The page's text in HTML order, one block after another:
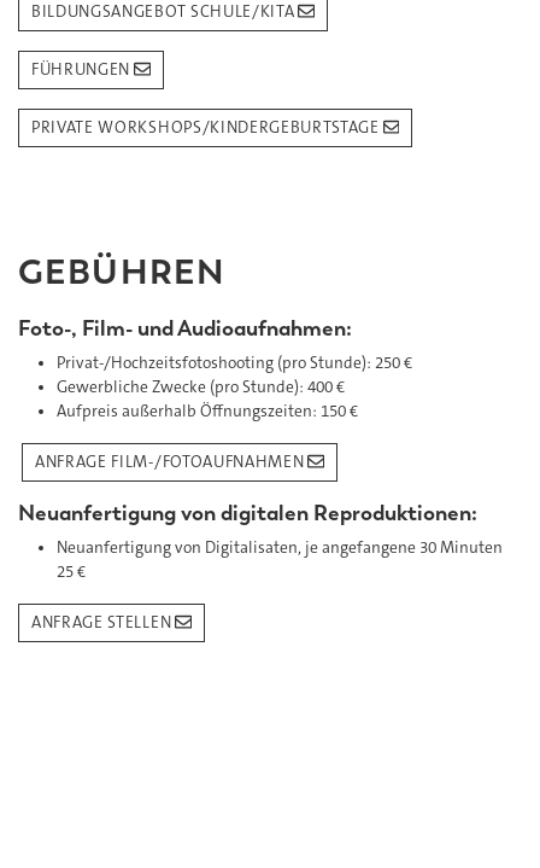
BILDUNGSANGEBOT SCHULE/KITA
FÜHRUNGEN
PRIVATE WORKSHOPS/KINDERGEBURTSTAGE
GEBÜHREN
Foto-, Film- und Audioaufnahmen:
Privat-/Hochzeitsfotoshooting (pro Stunde): 250 €
Gewerbliche Zwecke (pro Stunde): 400 €
Aufpreis außerhalb Öffnungszeiten: 150 €
ANFRAGE FILM-/FOTOAUFNAHMEN
Neuanfertigung von digitalen Reproduktionen:
Neuanfertigung von Digitalisaten, je angefangene 30 Minuten
25 €
ANFRAGE STELLEN